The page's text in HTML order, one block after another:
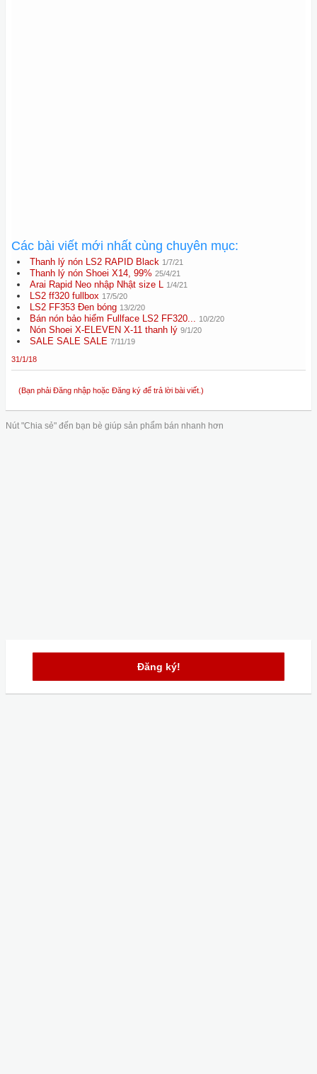
Các bài viết mới nhất cùng chuyên mục:
Thanh lý nón LS2 RAPID Black 1/7/21
Thanh lý nón Shoei X14, 99% 25/4/21
Arai Rapid Neo nhập Nhật size L 1/4/21
LS2 ff320 fullbox 17/5/20
LS2 FF353 Đen bóng 13/2/20
Bán nón bảo hiểm Fullface LS2 FF320... 10/2/20
Nón Shoei X-ELEVEN X-11 thanh lý 9/1/20
SALE SALE SALE 7/11/19
31/1/18
(Bạn phải Đăng nhập hoặc Đăng ký để trả lời bài viết.)
Nút "Chia sẻ" đến bạn bè giúp sản phẩm bán nhanh hơn
Đăng ký!